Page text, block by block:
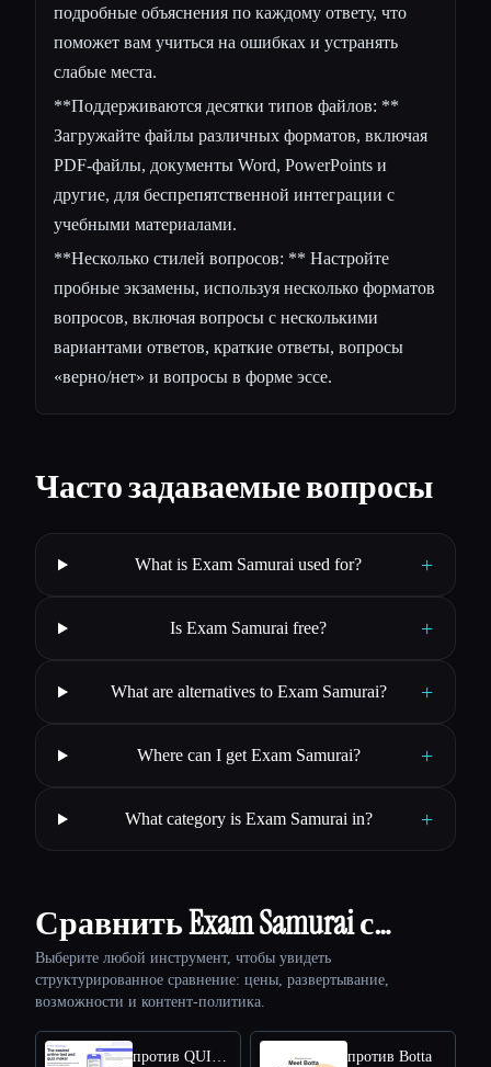
подробные объяснения по каждому ответу, что
поможет вам учиться на ошибках и устранять
слабые места.
**Поддерживаются десятки типов файлов: **
Загружайте файлы различных форматов, включая
PDF-файлы, документы Word, PowerPoints и
другие, для беспрепятственной интеграции с
учебными материалами.
**Несколько стилей вопросов: ** Настройте
пробные экзамены, используя несколько форматов
вопросов, включая вопросы с несколькими
вариантами ответов, краткие ответы, вопросы
«верно/нет» и вопросы в форме эссе.
Часто задаваемые вопросы
What is Exam Samurai used for? +
Is Exam Samurai free? +
What are alternatives to Exam Samurai? +
Where can I get Exam Samurai? +
What category is Exam Samurai in? +
Сравнить Exam Samurai с…
Выберите любой инструмент, чтобы увидеть
структурированное сравнение: цены, развертывание,
возможности и контент-политика.
против QUIZGECKO против Botta